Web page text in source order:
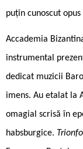
puțin cunoscut
Accademia
instrumental
dedicat muzicii
imens. Au etalat la
omagial scrisă în
habsburgice.